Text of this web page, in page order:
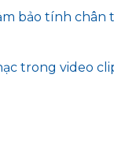
bảo tính
trong video